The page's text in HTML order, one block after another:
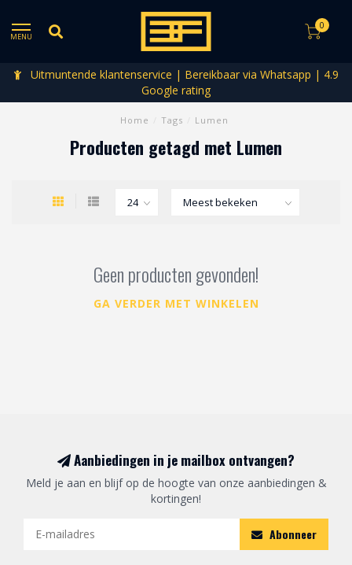
MENU
0
Uitmuntende klantenservice | Bereikbaar via Whatsapp | 4.9
Google rating
Home Tags Lumen
Producten getagd met Lumen
Geen producten gevonden!
GA VERDER MET WINKELEN
Aanbiedingen in je mailbox ontvangen?
Meld je aan en blijf op de hoogte van onze aanbiedingen &
kortingen!
Abonneer